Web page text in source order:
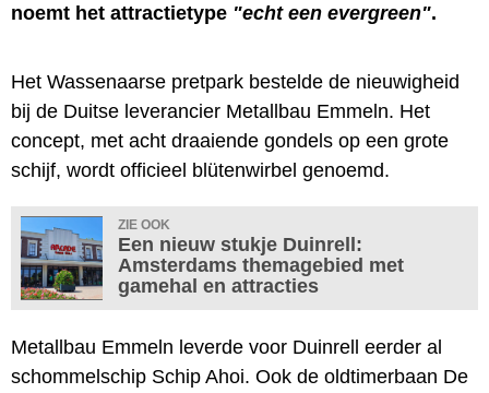
noemt het attractietype "echt een evergreen".
Het Wassenaarse pretpark bestelde de nieuwigheid
bij de Duitse leverancier Metallbau Emmeln. Het
concept, met acht draaiende gondels op een grote
schijf, wordt officieel blütenwirbel genoemd.
ZIE OOK
Een nieuw stukje Duinrell:
Amsterdams themagebied met
gamehal en attracties
Metallbau Emmeln leverde voor Duinrell eerder al
schommelschip Schip Ahoi. Ook de oldtimerbaan De